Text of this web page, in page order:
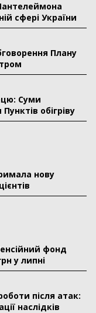
сфері України
Плану
Суми
обігріву
нову
фонд
у липні
після атак:
наслідків